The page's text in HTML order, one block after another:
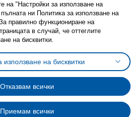
на бисквитки (Cookies)
за използване на бисквитки
ikea.bgОбща политика за личните данни
на личните данни на ikea.bg
на програма IKEA Family
лични данни на програма IKEA Family
на "Настройки за използване на
ни Политика за използване на
правилно функциониране на
в случай, че оттеглите
на бисквитки.
използване на бисквитки
Отказвам всички
Приемам всички